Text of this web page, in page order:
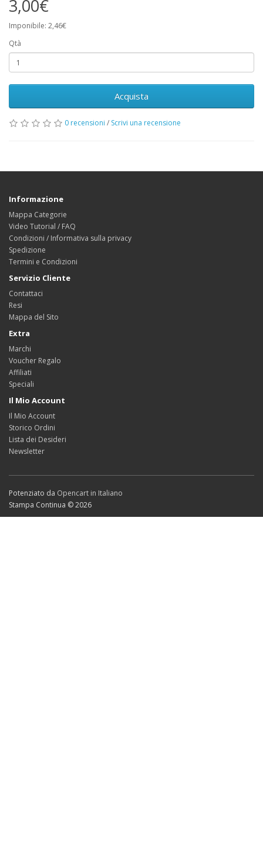
3,00€
Imponibile: 2,46€
Qtà
Acquista
0 recensioni / Scrivi una recensione
Informazione
Mappa Categorie
Video Tutorial / FAQ
Condizioni / Informativa sulla privacy
Spedizione
Termini e Condizioni
Servizio Cliente
Contattaci
Resi
Mappa del Sito
Extra
Marchi
Voucher Regalo
Affiliati
Speciali
Il Mio Account
Il Mio Account
Storico Ordini
Lista dei Desideri
Newsletter
Potenziato da Opencart in Italiano
Stampa Continua © 2026